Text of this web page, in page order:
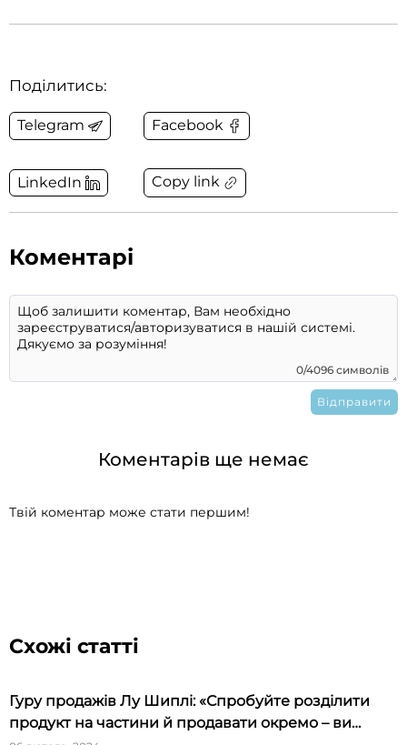
Поділитись:
Telegram Facebook
LinkedIn Copy link
Коментарі
0/4096 символів
Коментарів ще немає
Твій коментар може стати першим!
Схожі статті
Гуру продажів Лу Шиплі: «Спробуйте розділити
продукт на частини й продавати окремо – ви